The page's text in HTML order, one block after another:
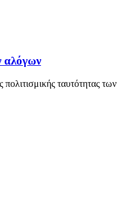
αλόγων
ταυτότητας των